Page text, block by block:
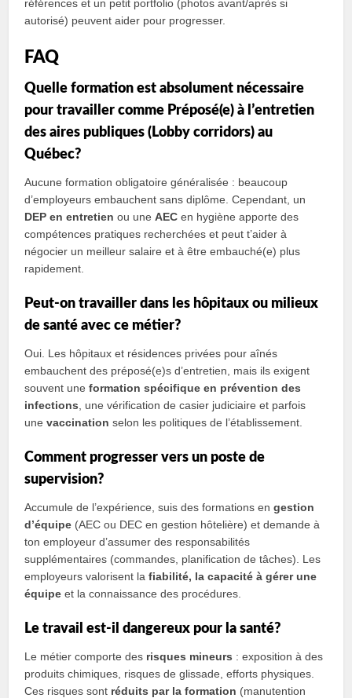
références et un petit portfolio (photos avant/après si
autorisé) peuvent aider pour progresser.
FAQ
Quelle formation est absolument nécessaire
pour travailler comme Préposé(e) à lʼentretien
des aires publiques (Lobby corridors) au
Québec?
Aucune formation obligatoire généralisée : beaucoup
d’employeurs embauchent sans diplôme. Cependant, un
DEP en entretien ou uneAEC en hygiène apporte des
compétences pratiques recherchées et peut t’aider à
négocier un meilleur salaire et à être embauché(e) plus
rapidement.
Peut-on travailler dans les hôpitaux ou milieux
de santé avec ce métier?
Oui. Les hôpitaux et résidences privées pour aînés
embauchent des préposé(e)s d’entretien, mais ils exigent
souvent uneformation spécifique en prévention des
infections , une vérification de casier judiciaire et parfois
unevaccination selon les politiques de l’établissement.
Comment progresser vers un poste de
supervision?
Accumule de l’expérience, suis des formations engestion
d’équipe (AEC ou DEC en gestion hôtelière) et demande à
ton employeur d’assumer des responsabilités
supplémentaires (commandes, planification de tâches). Les
employeurs valorisent lafiabilité, la capacité à gérer une
équipe et la connaissance des procédures.
Le travail est-il dangereux pour la santé?
Le métier comporte des risques mineurs : exposition à des
produits chimiques, risques de glissade, efforts physiques.
Ces risques sont réduits par la formation (manutention